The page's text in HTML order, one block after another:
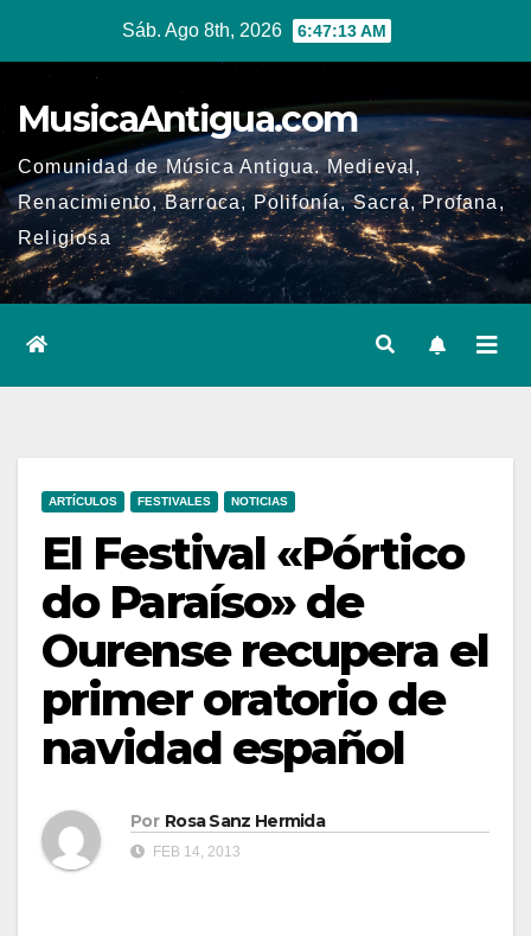
Sáb. Ago 8th, 2026 6:47:13 AM
MusicaAntigua.com
Comunidad de Música Antigua. Medieval,
Renacimiento, Barroca, Polifonía, Sacra, Profana,
Religiosa
ARTÍCULOS FESTIVALES NOTICIAS
El Festival «Pórtico
do Paraíso» de
Ourense recupera el
primer oratorio de
navidad español
Por Rosa Sanz Hermida
FEB 14, 2013